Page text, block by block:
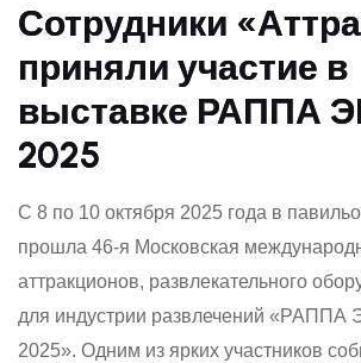
Сотрудники
приняли участие в
выставке РАППА
2025
С 8 по 10 октября 2025 года в
прошла 46-я Московская
аттракционов, развлекательного
для индустрии развлечений
2025». Одним из ярких участников